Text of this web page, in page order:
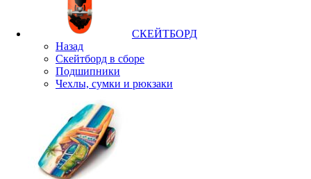
СКЕЙТБОРД
Назад
Скейтборд в сборе
Подшипники
Чехлы, сумки и рюкзаки